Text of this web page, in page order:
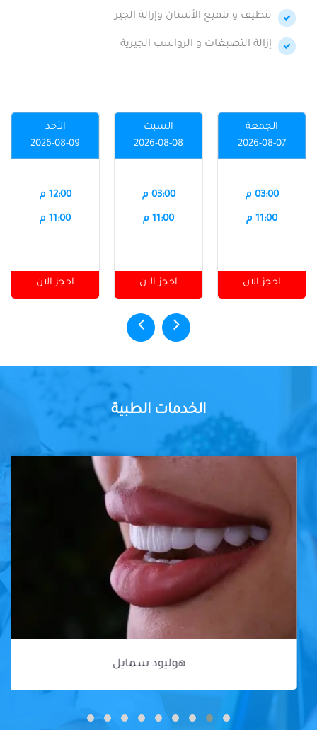
تنظيف و تلميع الأسنان وإزالة الجير
إزالة التصبغات و الرواسب الجيرية
الجمعة
2026-08-07
03:00 م
11:00 م
احجز الان
السبت
2026-08-08
03:00 م
11:00 م
احجز الان
الأحد
2026-08-09
12:00 م
11:00 م
احجز الان
الخدمات الطبية
هوليود سمايل